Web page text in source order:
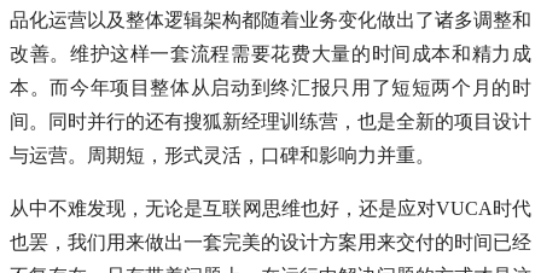
品化运营以及整体逻辑架构都随着业务变化做出了诸多调整和
改善。维护这样一套流程需要花费大量的时间成本和精力成
本。而今年项目整体从启动到终汇报只用了短短两个月的时
间。同时并行的还有搜狐新经理训练营，也是全新的项目设计
与运营。周期短，形式灵活，口碑和影响力并重。
从中不难发现，无论是互联网思维也好，还是应对VUCA时代
也罢，我们用来做出一套完美的设计方案用来交付的时间已经